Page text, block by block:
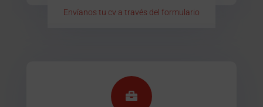
Envíanos tu cv a través del formulario
